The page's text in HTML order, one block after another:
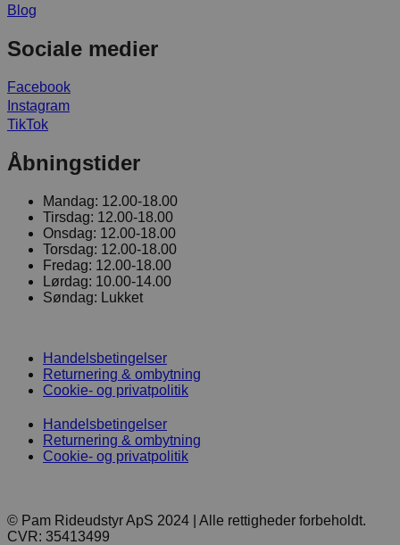
Blog
Sociale medier
Facebook
Instagram
TikTok
Åbningstider
Mandag: 12.00-18.00
Tirsdag: 12.00-18.00
Onsdag: 12.00-18.00
Torsdag: 12.00-18.00
Fredag: 12.00-18.00
Lørdag: 10.00-14.00
Søndag: Lukket
Handelsbetingelser
Returnering & ombytning
Cookie- og privatpolitik
Handelsbetingelser
Returnering & ombytning
Cookie- og privatpolitik
© Pam Rideudstyr ApS 2024 | Alle rettigheder forbeholdt.
CVR: 35413499